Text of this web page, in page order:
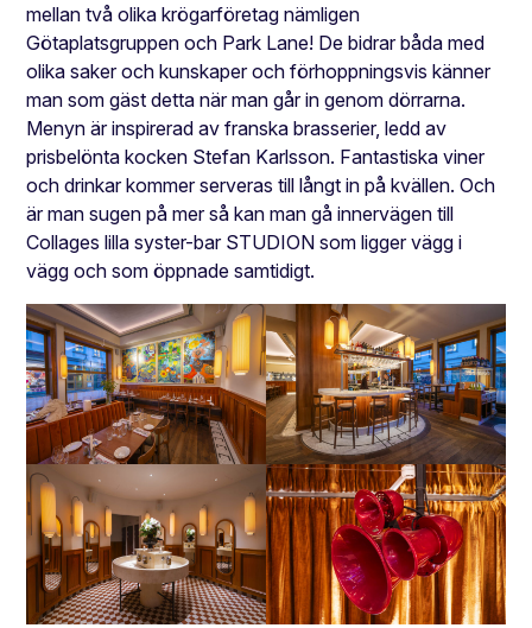
mellan två olika krögarföretag nämligen
Götaplatsgruppen och Park Lane! De bidrar båda med
olika saker och kunskaper och förhoppningsvis känner
man som gäst detta när man går in genom dörrarna.
Menyn är inspirerad av franska brasserier, ledd av
prisbelönta kocken Stefan Karlsson. Fantastiska viner
och drinkar kommer serveras till långt in på kvällen. Och
är man sugen på mer så kan man gå innervägen till
Collages lilla syster-bar STUDION som ligger vägg i
vägg och som öppnade samtidigt.